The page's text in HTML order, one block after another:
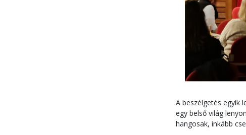
A beszélgetés egyik
egy belső világ
hangosak, inkább